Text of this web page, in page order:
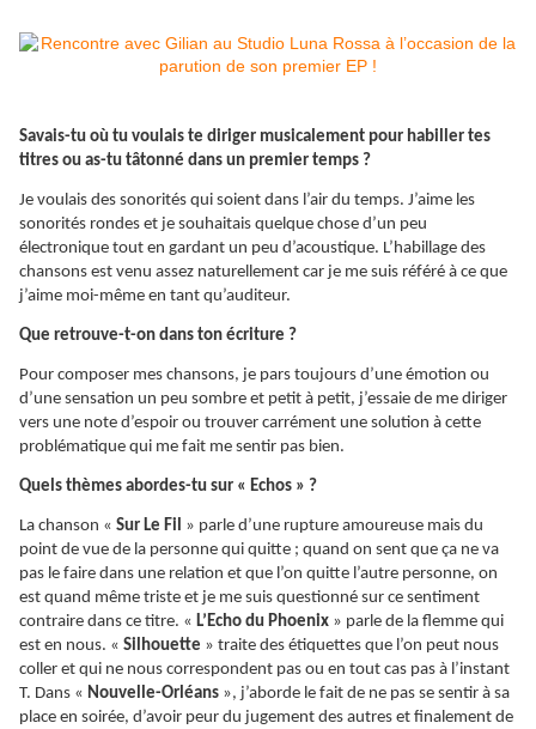
Savais-tu où tu voulais te diriger musicalement pour habiller tes
titres ou as-tu tâtonné dans un premier temps ?
Je voulais des sonorités qui soient dans l’air du temps. J’aime les
sonorités rondes et je souhaitais quelque chose d’un peu
électronique tout en gardant un peu d’acoustique. L’habillage des
chansons est venu assez naturellement car je me suis référé à ce que
j’aime moi-même en tant qu’auditeur.
Que retrouve-t-on dans ton écriture ?
Pour composer mes chansons, je pars toujours d’une émotion ou
d’une sensation un peu sombre et petit à petit, j’essaie de me diriger
vers une note d’espoir ou trouver carrément une solution à cette
problématique qui me fait me sentir pas bien.
Quels thèmes abordes-tu sur « Echos » ?
La chanson « Sur Le Fil » parle d’une rupture amoureuse mais du
point de vue de la personne qui quitte ; quand on sent que ça ne va
pas le faire dans une relation et que l’on quitte l’autre personne, on
est quand même triste et je me suis questionné sur ce sentiment
contraire dans ce titre. « L’Echo du Phoenix » parle de la flemme qui
est en nous. « Silhouette » traite des étiquettes que l’on peut nous
coller et qui ne nous correspondent pas ou en tout cas pas à l’instant
T. Dans « Nouvelle-Orléans », j’aborde le fait de ne pas se sentir à sa
place en soirée, d’avoir peur du jugement des autres et finalement de